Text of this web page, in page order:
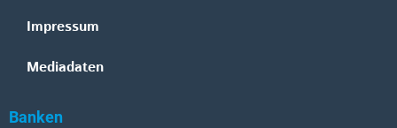
Impressum
Mediadaten
Banken